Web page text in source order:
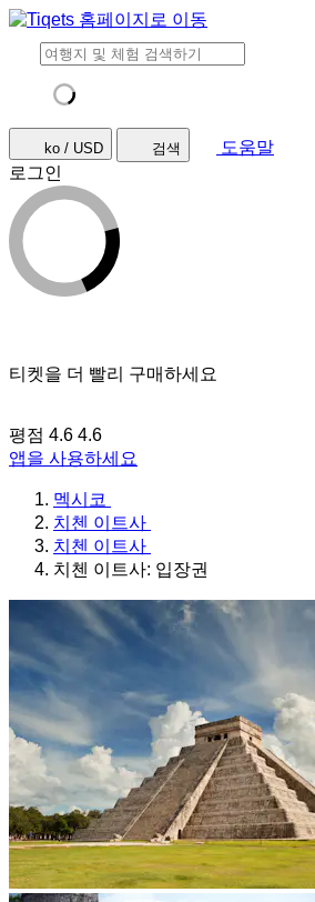
ko / USD 검색
도움말
로그인
티켓을 더 빨리 구매하세요
평점 4.6 4.6
앱을 사용하세요
멕시코
치첸 이트사
치첸 이트사
치첸 이트사: 입장권